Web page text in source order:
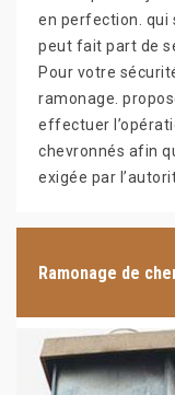
en perfection. qui
peut fait part de
Pour votre
ramonage.
effectuer
chevronnés afin
exigée par
Ramonage de